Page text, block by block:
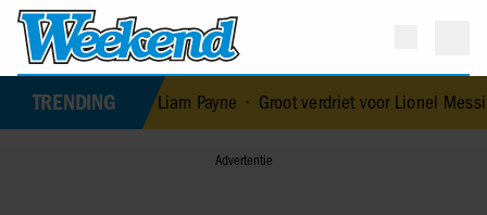
TRENDING
Liam Payne Groot verdriet voor Lionel Messi: vader Jorge